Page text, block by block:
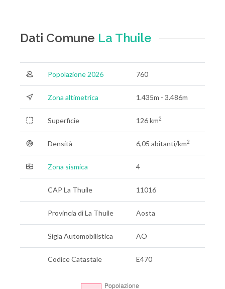
Dati Comune La Thuile
Popolazione 2026 760
Zona altimetrica 1.435m - 3.486m
Superficie 126 km2
Densità 6,05 abitanti/km2
Zona sismica 4
CAP La Thuile 11016
Provincia di La Thuile Aosta
Sigla Automobilistica AO
Codice Catastale E470